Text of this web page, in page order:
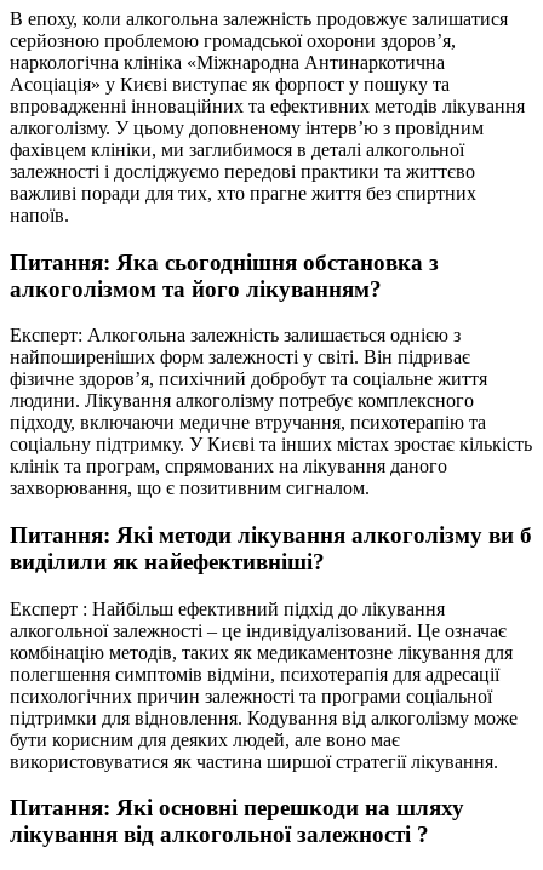
В епоху, коли алкогольна залежність продовжує залишатися
серйозною проблемою громадської охорони здоров’я,
наркологічна клініка «Міжнародна Антинаркотична
Асоціація» у Києві виступає як форпост у пошуку та
впровадженні інноваційних та ефективних методів лікування
алкоголізму. У цьому доповненому інтерв’ю з провідним
фахівцем клініки, ми заглибимося в деталі алкогольної
залежності і досліджуємо передові практики та життєво
важливі поради для тих, хто прагне життя без спиртних
напоїв.
Питання: Яка сьогоднішня обстановка з
алкоголізмом та його лікуванням?
Експерт: Алкогольна залежність залишається однією з
найпоширеніших форм залежності у світі. Він підриває
фізичне здоров’я, психічний добробут та соціальне життя
людини. Лікування алкоголізму потребує комплексного
підходу, включаючи медичне втручання, психотерапію та
соціальну підтримку. У Києві та інших містах зростає кількість
клінік та програм, спрямованих на лікування даного
захворювання, що є позитивним сигналом.
Питання: Які методи лікування алкоголізму ви б
виділили як найефективніші?
Експерт : Найбільш ефективний підхід до лікування
алкогольної залежності – це індивідуалізований. Це означає
комбінацію методів, таких як медикаментозне лікування для
полегшення симптомів відміни, психотерапія для адресації
психологічних причин залежності та програми соціальної
підтримки для відновлення. Кодування від алкоголізму може
бути корисним для деяких людей, але воно має
використовуватися як частина ширшої стратегії лікування.
Питання: Які основні перешкоди на шляху
лікування від алкогольної залежності ?